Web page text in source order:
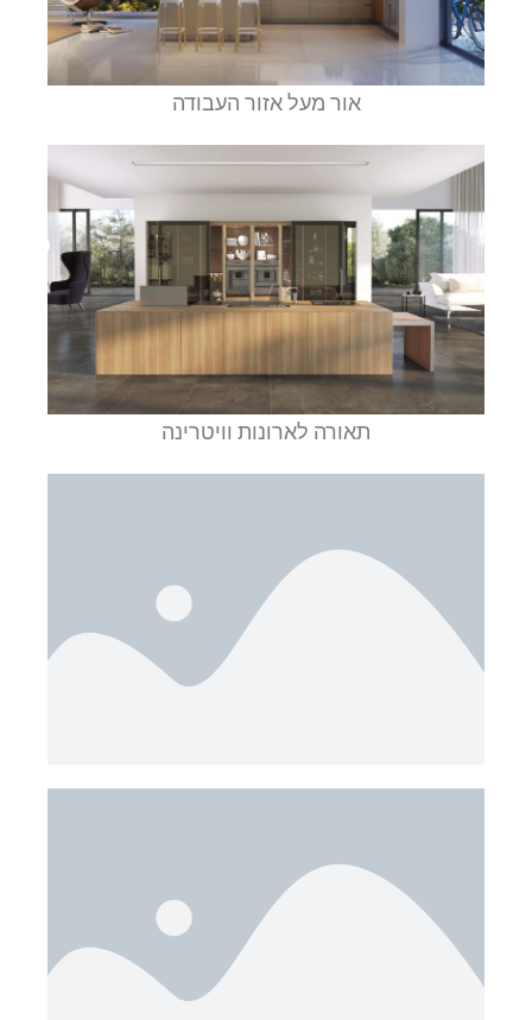
אור מעל אזור העבודה
תאורה לארונות וויטרינה